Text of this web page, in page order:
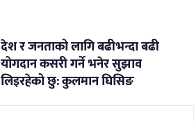
देश र जनताको लागि बढीभन्दा बढी
योगदान कसरी गर्ने भनेर सुझाव
लिइरहेको छु: कुलमान घिसिङ